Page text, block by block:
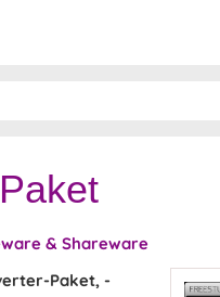
& Shareware
Paket, -